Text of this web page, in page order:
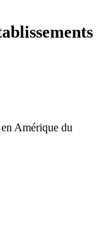
Amérique du